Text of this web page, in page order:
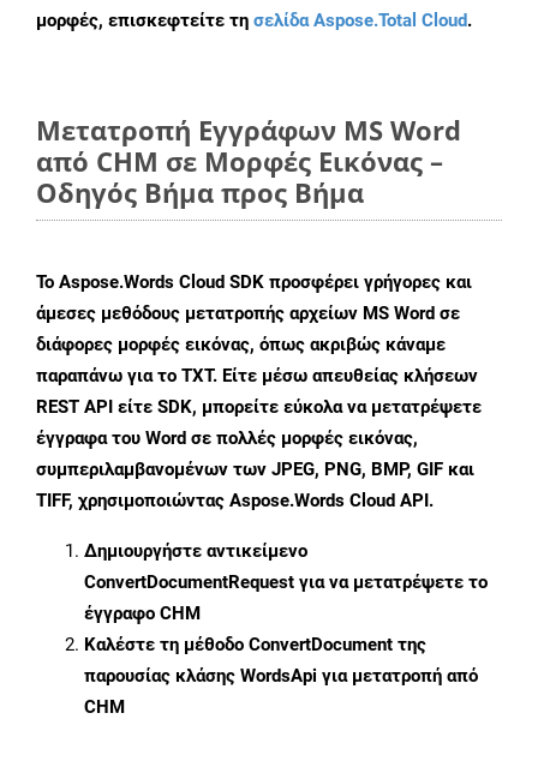
μορφές, επισκεφτείτε τη σελίδα Aspose.Total Cloud.
Μετατροπή Εγγράφων MS Word
από CHM σε Μορφές Εικόνας –
Οδηγός Βήμα προς Βήμα
Το Aspose.Words Cloud SDK προσφέρει γρήγορες και
άμεσες μεθόδους μετατροπής αρχείων MS Word σε
διάφορες μορφές εικόνας, όπως ακριβώς κάναμε
παραπάνω για το TXT. Είτε μέσω απευθείας κλήσεων
REST API είτε SDK, μπορείτε εύκολα να μετατρέψετε
έγγραφα του Word σε πολλές μορφές εικόνας,
συμπεριλαμβανομένων των JPEG, PNG, BMP, GIF και
TIFF, χρησιμοποιώντας Aspose.Words Cloud API.
Δημιουργήστε αντικείμενο
ConvertDocumentRequest για να μετατρέψετε το
έγγραφο CHM
Καλέστε τη μέθοδο ConvertDocument της
παρουσίας κλάσης WordsApi για μετατροπή από
CHM